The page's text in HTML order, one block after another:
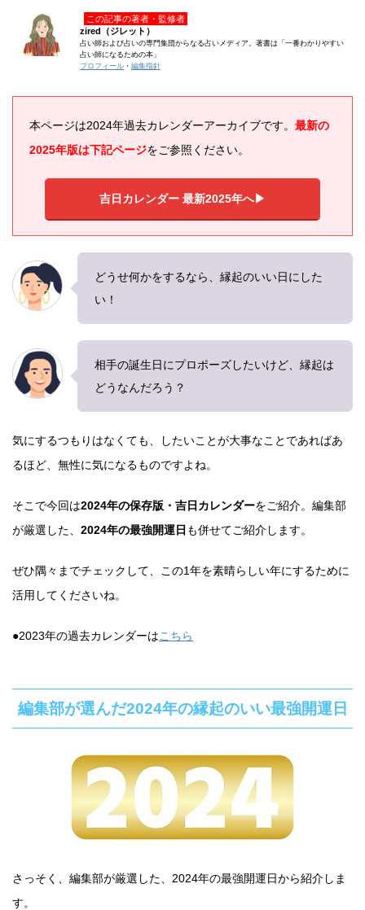
この記事の著者・監修者
zired（ジレット）
占い師および占いの専門集団からなる占いメディア。著書は「一番わかりやすい
占い師になるための本」
プロフィール ・ 編集指針
本ページは2024年過去カレンダーアーカイブです。 最新の
2025年版は下記ページをご参照ください。
吉日カレンダー 最新2025年へ▶︎
どうせ何かをするなら、縁起のいい日にした
い！
相手の誕生日にプロポーズしたいけど、縁起は
どうなんだろう？
気にするつもりはなくても、したいことが大事なことであればあ
るほど、無性に気になるものですよね。
そこで今回は2024年の保存版・吉日カレンダーをご紹介。編集部
が厳選した、 2024年の最強開運日 も併せてご紹介します。
ぜひ隅々までチェックして、この1年を素晴らしい年にするために
活用してくださいね。
●2023年の過去カレンダーはこちら
編集部が選んだ2024年の縁起のいい最強開運日
さっそく、編集部が厳選した、2024年の最強開運日から紹介しま
す。